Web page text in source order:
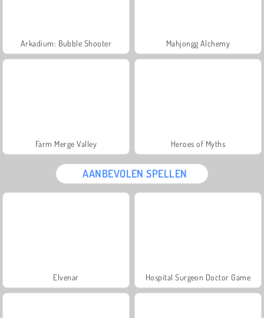
Arkadium: Bubble Shooter Mahjongg Alchemy
Farm Merge Valley Heroes of Myths
AANBEVOLEN SPELLEN
Elvenar Hospital Surgeon Doctor Game